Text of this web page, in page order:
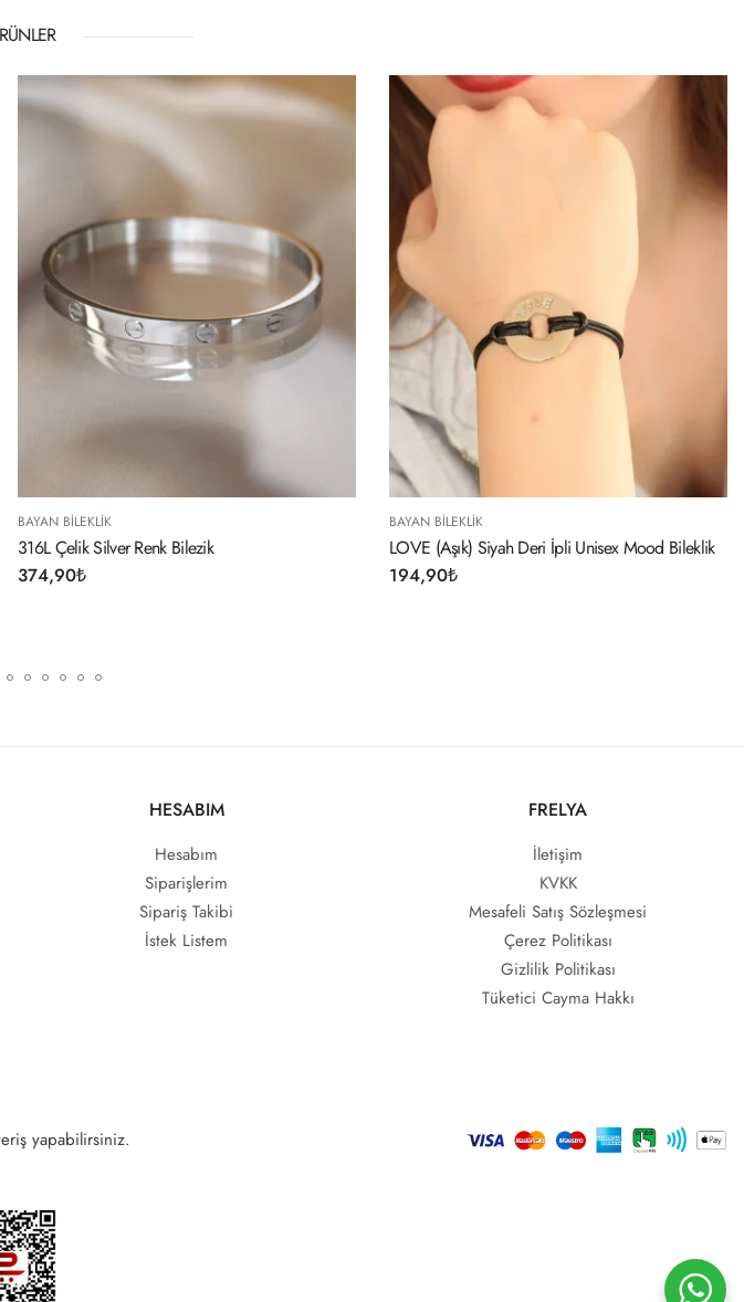
BAYAN BILEKLIK
LOVE (Aşık) Siyah Deri İpli Unisex Mood Bileklik
BAYAN BILEKLIK
316L Çelik Gold Renk İtalyan Zincirli
HESABIM
Hesabım
Siparişlerim
Sipariş Takibi
İstek Listem
FRELYA
İletişim
KVKK
Mesafeli Satış Sözleşmesi
Çerez Politikası
Gizlilik Politikası
Tüketici Cayma Hakkı
yapabilirsiniz.